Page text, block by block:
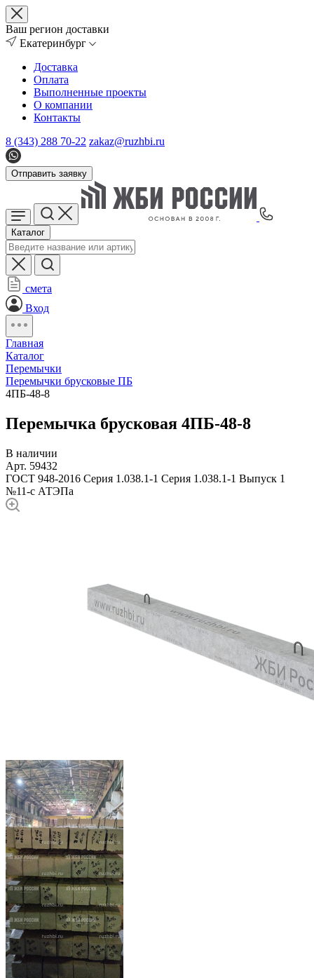
Ваш регион доставки
Екатеринбург
Доставка
Оплата
Выполненные проекты
О компании
Контакты
8 (343) 288 70-22 zakaz@ruzhbi.ru
Отправить заявку
Каталог
смета
Вход
Главная
Каталог
Перемычки
Перемычки брусковые ПБ
4ПБ-48-8
Перемычка брусковая 4ПБ-48-8
В наличии
Арт. 59432
ГОСТ 948-2016 Серия 1.038.1-1 Серия 1.038.1-1 Выпуск 1
№11-с АТЭПа